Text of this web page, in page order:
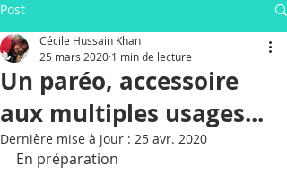
Post
Un paréo, accessoire
aux multiples usages...
Cécile Hussain Khan
25 mars 2020 1 min de lecture
Dernière mise à jour : 25 avr. 2020
En préparation